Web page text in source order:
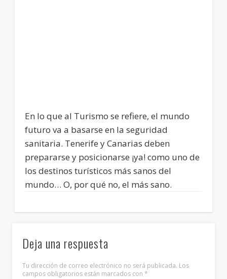
En lo que al Turismo se refiere, el mundo
futuro va a basarse en la seguridad
sanitaria. Tenerife y Canarias deben
prepararse y posicionarse ¡ya! como uno de
los destinos turísticos más sanos del
mundo… O, por qué no, el más sano.
Deja una respuesta
Tu dirección de correo electrónico no será publicada. Los
campos obligatorios están marcados con*